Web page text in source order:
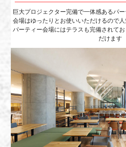
巨大プロジェクター完備で一体感あるパ
会場はゆったりとお使いいただけるので
パーティー会場にはテラスも完備されて
だけます